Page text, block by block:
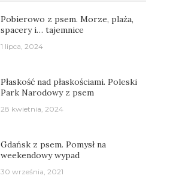
Pobierowo z psem. Morze, plaża,
spacery i… tajemnice
1 lipca, 2024
Płaskość nad płaskościami. Poleski
Park Narodowy z psem
28 kwietnia, 2024
Gdańsk z psem. Pomysł na
weekendowy wypad
30 września, 2021